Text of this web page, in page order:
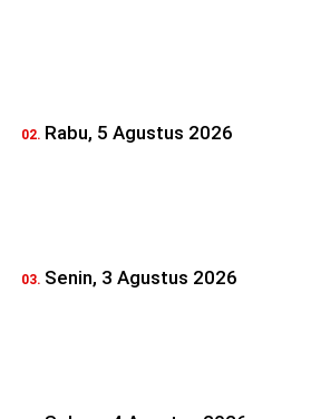
Rabu, 5 Agustus 2026
Senin, 3 Agustus 2026